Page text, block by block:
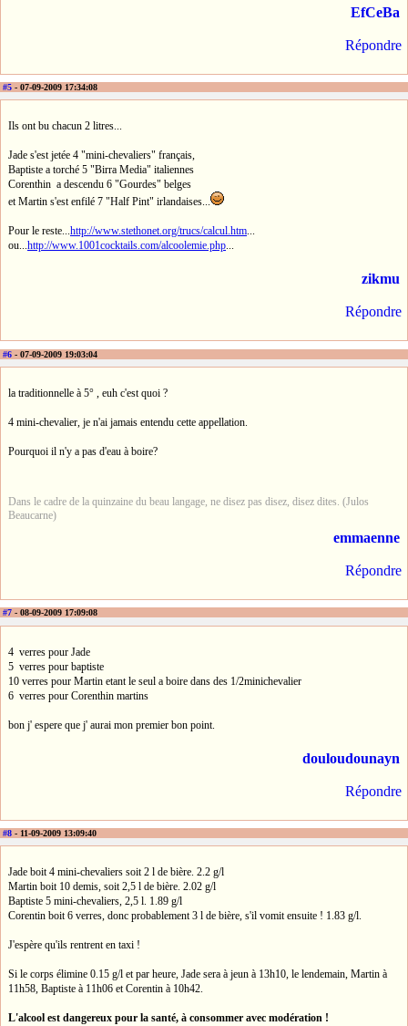
EfCeBa
Répondre
#5 - 07-09-2009 17:34:08
Ils ont bu chacun 2 litres...
Jade s'est jetée 4 "mini-chevaliers" français,
Baptiste a torché 5 "Birra Media" italiennes
Corenthin a descendu 6 "Gourdes" belges
et Martin s'est enfilé 7 "Half Pint" irlandaises...
Pour le reste...http://www.stethonet.org/trucs/calcul.htm...
ou...http://www.1001cocktails.com/alcoolemie.php...
zikmu
Répondre
#6 - 07-09-2009 19:03:04
la traditionnelle à 5° , euh c'est quoi ?
4 mini-chevalier, je n'ai jamais entendu cette appellation.
Pourquoi il n'y a pas d'eau à boire?
Dans le cadre de la quinzaine du beau langage, ne disez pas disez, disez dites. (Julos
Beaucarne)
emmaenne
Répondre
#7 - 08-09-2009 17:09:08
4 verres pour Jade
5 verres pour baptiste
10 verres pour Martin etant le seul a boire dans des 1/2minichevalier
6 verres pour Corenthin martins
bon j' espere que j' aurai mon premier bon point.
douloudounayn
Répondre
#8 - 11-09-2009 13:09:40
Jade boit 4 mini-chevaliers soit 2 l de bière. 2.2 g/l
Martin boit 10 demis, soit 2,5 l de bière. 2.02 g/l
Baptiste 5 mini-chevaliers, 2,5 l. 1.89 g/l
Corentin boit 6 verres, donc probablement 3 l de bière, s'il vomit ensuite ! 1.83 g/l.
J'espère qu'ils rentrent en taxi !
Si le corps élimine 0.15 g/l et par heure, Jade sera à jeun à 13h10, le lendemain, Martin à
11h58, Baptiste à 11h06 et Corentin à 10h42.
L'alcool est dangereux pour la santé, à consommer avec modération !